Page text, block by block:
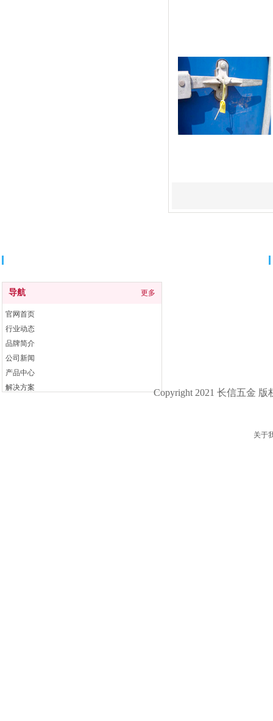
导航 更多
官网首页
行业动态
品牌简介
公司新闻
产品中心
解决方案
Copyright 2021 长信五金
关于